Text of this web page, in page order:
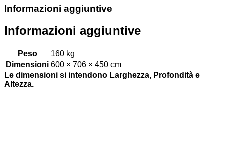
Informazioni aggiuntive
Informazioni aggiuntive
Peso
160 kg
Dimensioni 600 × 706 × 450 cm
Le dimensioni si intendono Larghezza, Profondità e
Altezza.